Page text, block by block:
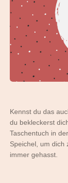
Kennst du das
du bekleckerst
Taschentuch in
Speichel, um dich
immer gehasst.